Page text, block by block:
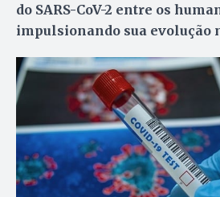
do SARS-CoV-2 entre os
impulsionando sua evolução